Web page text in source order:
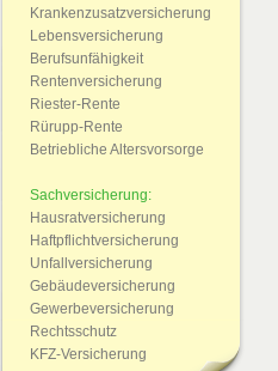
Krankenzusatzversicherung
Lebensversicherung
Berufsunfähigkeit
Rentenversicherung
Riester-Rente
Rürupp-Rente
Betriebliche Altersvorsorge
Sachversicherung:
Hausratversicherung
Haftpflichtversicherung
Unfallversicherung
Gebäudeversicherung
Gewerbeversicherung
Rechtsschutz
KFZ-Versicherung